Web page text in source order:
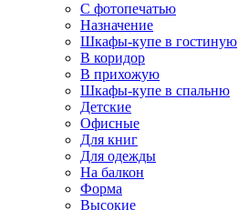
С фотопечатью
Назначение
Шкафы-купе в гостиную
В коридор
В прихожую
Шкафы-купе в спальню
Детские
Офисные
Для книг
Для одежды
На балкон
Форма
Высокие